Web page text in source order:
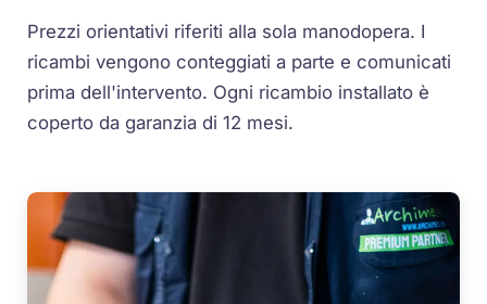
Prezzi orientativi riferiti alla sola manodopera. I
ricambi vengono conteggiati a parte e comunicati
prima dell'intervento. Ogni ricambio installato è
coperto da garanzia di 12 mesi.